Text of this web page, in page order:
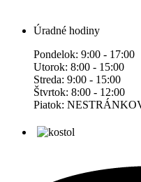
Úradné hodiny
Pondelok: 9:00 - 17:00
Utorok: 8:00 - 15:00
Streda: 9:00 - 15:00
Štvrtok: 8:00 - 12:00
Piatok: